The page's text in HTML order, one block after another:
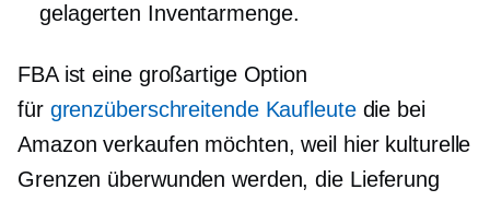
gelagerten Inventarmenge.
FBA ist eine großartige Option
für grenzüberschreitendeKaufleutedie bei
Amazon verkaufen möchten, weil hier kulturelle
Grenzen überwunden werden, die Lieferung